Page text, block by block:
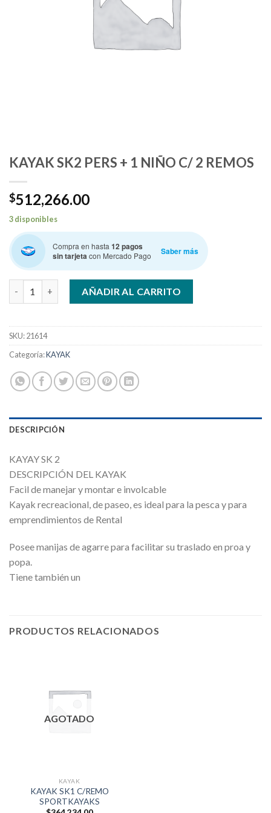
KAYAK SK2 PERS + 1 NIÑO C/ 2 REMOS
$512,266.00
3 disponibles
Compra en hasta 12 pagos
sin tarjetacon Mercado Pago Saber más
KAYAK SK2 PERS + 1 NIÑO C/ 2 REMOS cantidad
AÑADIR AL CARRITO
SKU:21614
Categoría:KAYAK
DESCRIPCIÓN
KAYAY SK 2
DESCRIPCIÓN DEL KAYAK
Facil de manejar y montar e involcable
Kayak recreacional, de paseo, es ideal para la pesca y para
emprendimientos de Rental
Posee manijas de agarre para facilitar su traslado en proa y
popa.
Tiene también un
PRODUCTOS RELACIONADOS
AGOTADO
KAYAK
KAYAK SK1 C/REMO
SPORTKAYAKS